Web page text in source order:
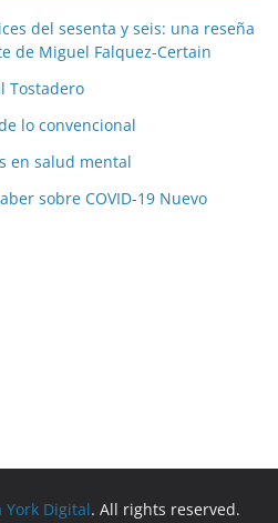
del sesenta y seis: una reseña
de Miguel Falquez-Certain
Tostadero
lo convencional
en salud mental
sobre COVID-19 Nuevo
York Digital. All rights reserved.